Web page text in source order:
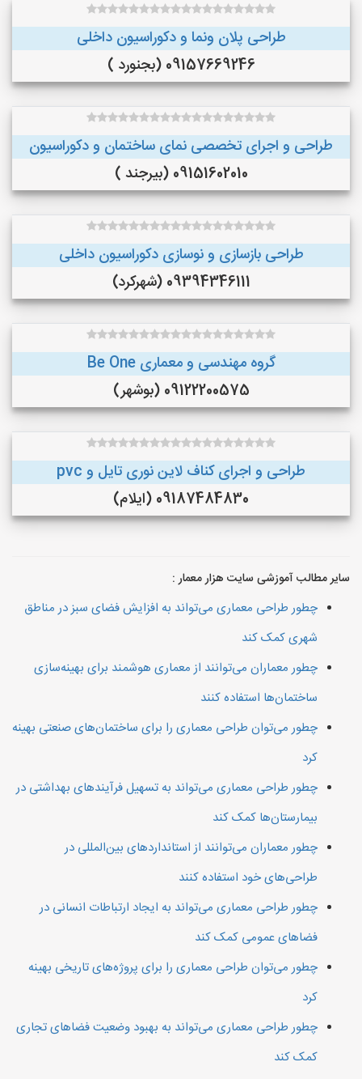
طراحی پلان ونما و دکوراسیون داخلی
09157669246 (بجنورد )
طراحی و اجرای تخصصی نمای ساختمان و دکوراسیون
09151602010 (بیرجند )
طراحی بازسازی و نوسازی دکوراسیون داخلی
09394346111 (شهرکرد)
گروه مهندسی و معماری Be One
09122200575 (بوشهر)
طراحی و اجرای کناف لاین نوری تایل و pvc
09187484830 (ایلام)
سایر مطالب آموزشی سایت هزار معمار :
چطور طراحی معماری می‌تواند به افزایش فضای سبز در مناطق
شهری کمک کند
چطور معماران می‌توانند از معماری هوشمند برای بهینه‌سازی
ساختمان‌ها استفاده کنند
چطور می‌توان طراحی معماری را برای ساختمان‌های صنعتی بهینه
کرد
چطور طراحی معماری می‌تواند به تسهیل فرآیندهای بهداشتی در
بیمارستان‌ها کمک کند
چطور معماران می‌توانند از استانداردهای بین‌المللی در
طراحی‌های خود استفاده کنند
چطور طراحی معماری می‌تواند به ایجاد ارتباطات انسانی در
فضاهای عمومی کمک کند
چطور می‌توان طراحی معماری را برای پروژه‌های تاریخی بهینه
کرد
چطور طراحی معماری می‌تواند به بهبود وضعیت فضاهای تجاری
کمک کند